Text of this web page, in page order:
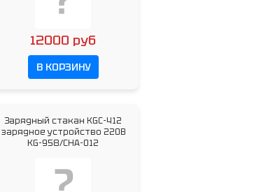
12000 руб
В КОРЗИНУ
Зарядный стакан KGC-412
зарядное устройство 220В
KG-958/CHA-012